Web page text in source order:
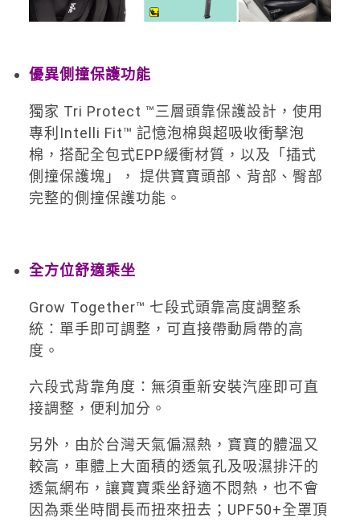
優異側撞保護功能
獨家 Tri Protect ™三層頭靠保護設計，使用
專利Intelli Fit™ 記憶泡棉與超吸收衝擊泡
棉，搭配全包式EPP緩衝材質，以及「插式
側撞保護塊」， 提供寶寶頭部、背部、臀部
完整的側撞保護功能。
全方位舒適乘坐
Grow Together™ 七段式頭靠高度調整系
統：單手即可調整，可直接帶動肩帶的高
度。
六段式背靠角度：無須重新安裝汽座即可直
接調整，便利加分。
另外，由於台灣天氣偏濕熱，寶寶的體溫又
較高，車體上大面積的透氣孔及吸濕排汗的
透氣網布，讓寶寶乘坐舒適不悶熱，也不會
因為乘坐時間長而扭來扭去；UPF50+全罩頂